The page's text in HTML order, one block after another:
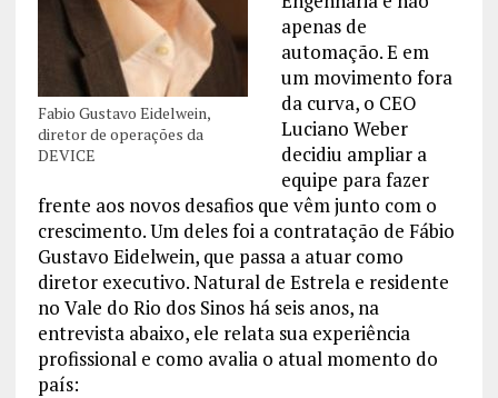
Fabio Gustavo Eidelwein,
diretor de operações da
DEVICE
apenas de
automação. E em
um movimento fora
da curva, o CEO
Luciano Weber
decidiu ampliar a
equipe para fazer
frente aos novos desafios que vêm junto com o
crescimento. Um deles foi a contratação de Fábio
Gustavo Eidelwein, que passa a atuar como
diretor executivo. Natural de Estrela e residente
no Vale do Rio dos Sinos há seis anos, na
entrevista abaixo, ele relata sua experiência
profissional e como avalia o atual momento do
país: